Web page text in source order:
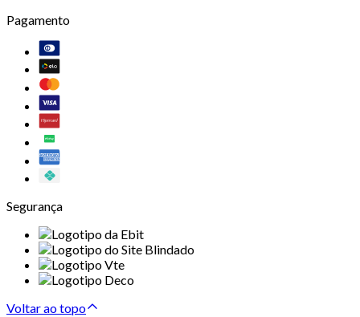
Pagamento
Segurança
Voltar ao topo